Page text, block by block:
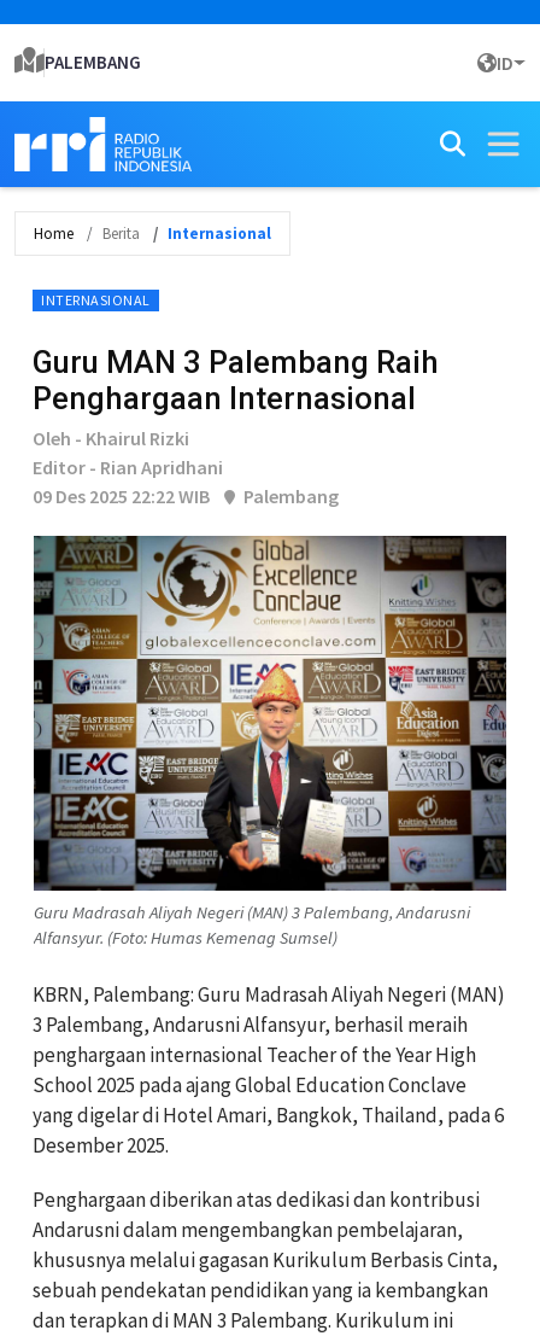
PALEMBANG ID
Home Berita Internasional
INTERNASIONAL
Guru MAN 3 Palembang Raih
Penghargaan Internasional
Oleh - Khairul Rizki
Editor - Rian Apridhani
09 Des 2025 22:22 WIB
Palembang
Guru Madrasah Aliyah Negeri (MAN) 3 Palembang, Andarusni
Alfansyur. (Foto: Humas Kemenag Sumsel)
KBRN, Palembang: Guru Madrasah Aliyah Negeri (MAN)
3 Palembang, Andarusni Alfansyur, berhasil meraih
penghargaan internasional Teacher of the Year High
School 2025 pada ajang Global Education Conclave
yang digelar di Hotel Amari, Bangkok, Thailand, pada 6
Desember 2025.
Penghargaan diberikan atas dedikasi dan kontribusi
Andarusni dalam mengembangkan pembelajaran,
khususnya melalui gagasan Kurikulum Berbasis Cinta,
sebuah pendekatan pendidikan yang ia kembangkan
dan terapkan di MAN 3 Palembang. Kurikulum ini